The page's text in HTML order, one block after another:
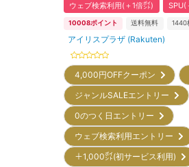
ウェブ検索利用(＋1倍㌽)
SPU(
10008ポイント 送料無料 1440
アイリスプラザ (Rakuten)
4,000円OFFクーポン
ジャンルSALEエントリー
0のつく日エントリー
ウェブ検索利用エントリー
＋1,000㌽(初サービス利用)